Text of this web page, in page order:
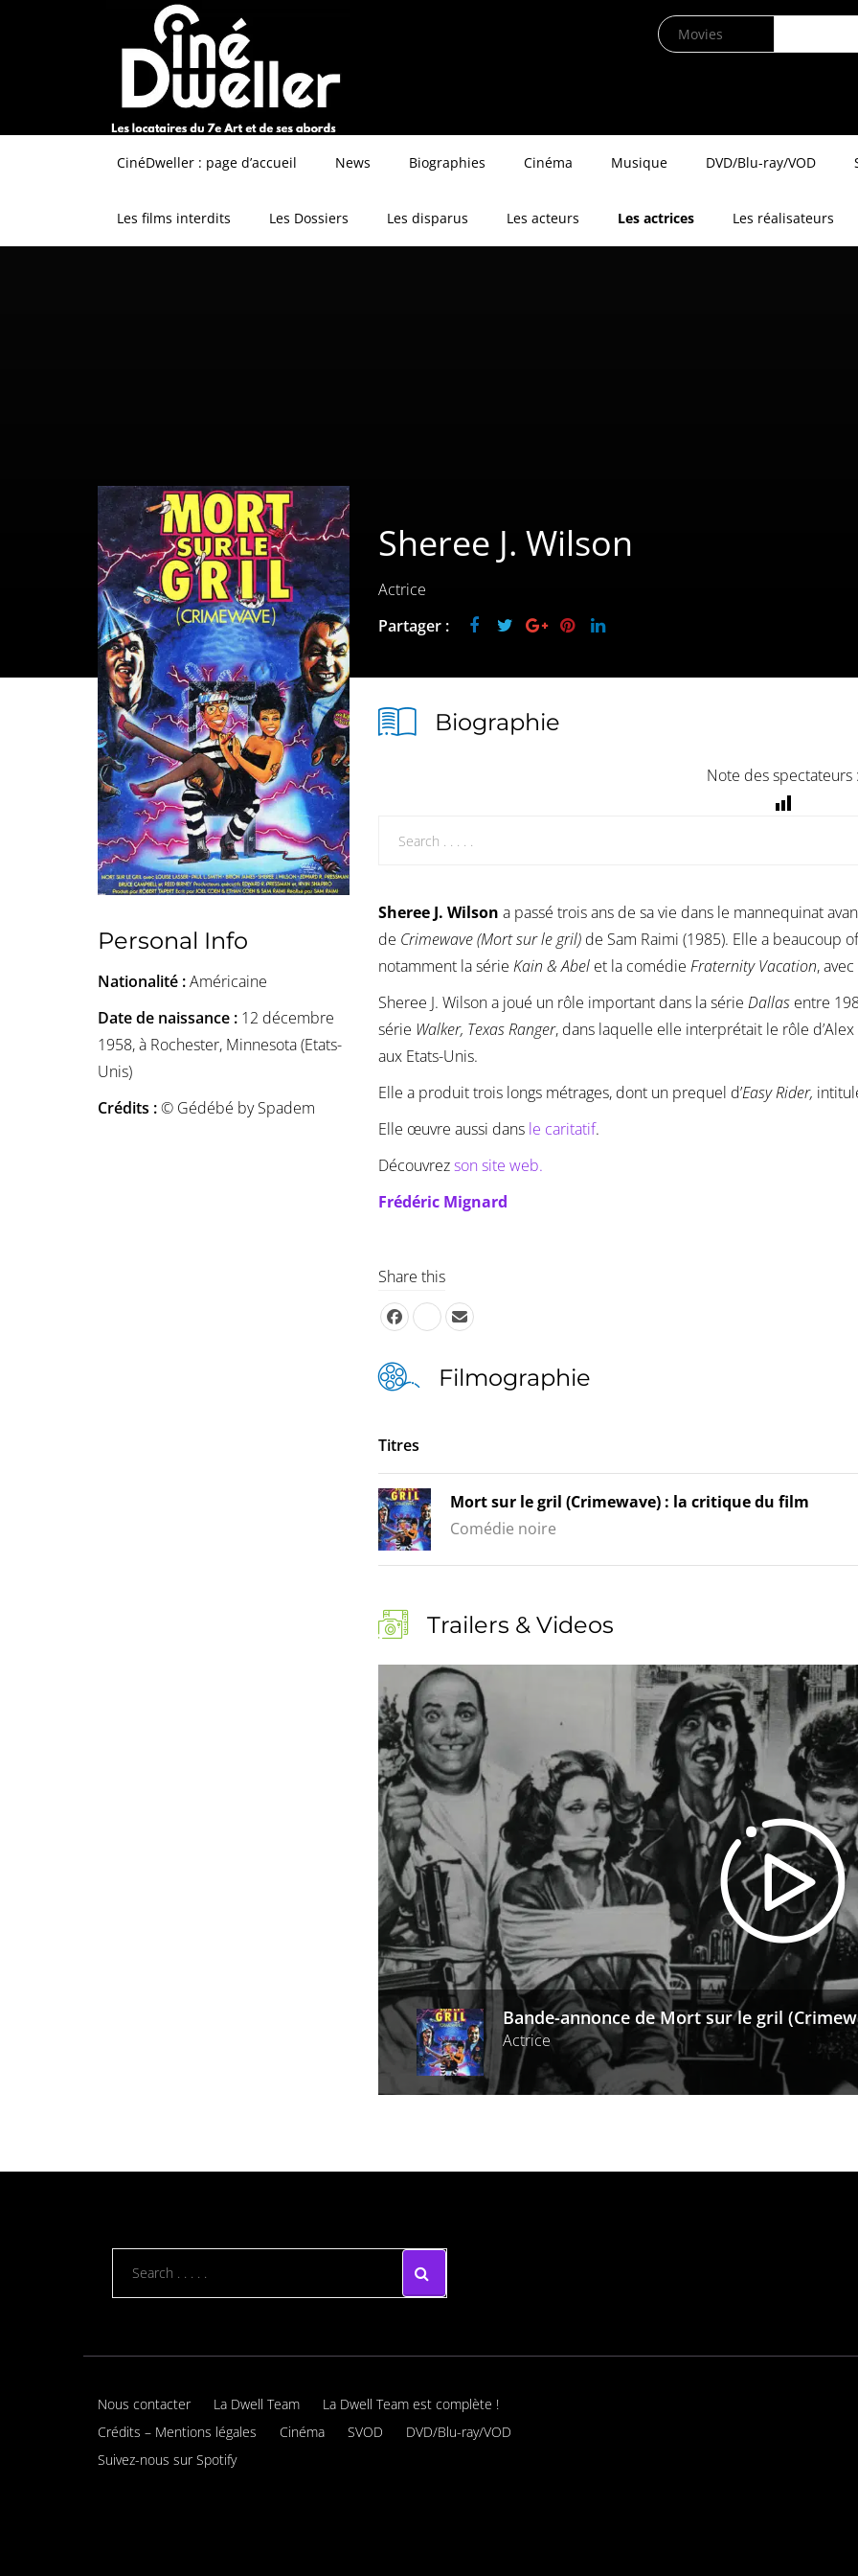
CinéDweller : page d’accueil News Biographies Cinéma Musique DVD/Blu-ray/VOD
Les films interdits Les Dossiers Les disparus Les acteurs Les actrices Les réalisateurs
Sheree J. Wilson
Actrice
Partager :
Personal Info
Nationalité :Américaine
Date de naissance : 12 décembre
1958, à Rochester, Minnesota (Etats-
Unis)
Crédits :© Gédébé by Spadem
Biographie
Note des spectateurs
Sheree J. Wilson a passé trois ans de sa vie dans le mannequinat
de Crimewave(Mort sur le gril) de Sam Raimi (1985). Elle a beaucoup
notamment la série Kain & Abel et la comédie Fraternity Vacation,
Sheree J. Wilson a joué un rôle important dans la série Dallas entre
série Walker, Texas Ranger, dans laquelle elle interprétait le rôle
aux Etats-Unis.
Elle a produit trois longs métrages, dont un prequel d’Easy Rider,
Elle œuvre aussi dans le caritatif.
Découvrezson site web.
Frédéric Mignard
Share this
Filmographie
Titres
Mort sur le gril (Crimewave) : la critique du film
Comédie noire
Trailers & Videos
Bande-annonce de Mort sur le gril
Actrice
Nous contacter La Dwell Team
La Dwell Team est complète !
Crédits – Mentions légales
Cinéma SVOD
DVD/Blu-ray/VOD
Suivez-nous sur Spotify